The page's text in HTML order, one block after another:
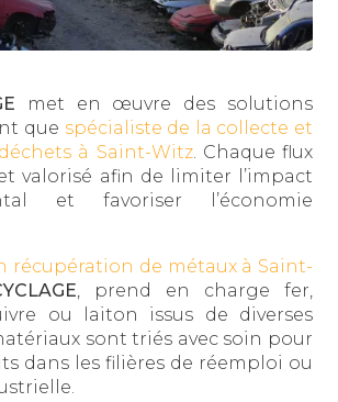
met en œuvre des solutions
que spécialiste de la collecte et
à Saint-Witz. Chaque flux
valorisé afin de limiter l’impact
et favoriser l’économie
récupération de métaux à Saint-
, prend en charge fer,
ou laiton issus de diverses
sont triés avec soin pour
dans les filières de réemploi ou